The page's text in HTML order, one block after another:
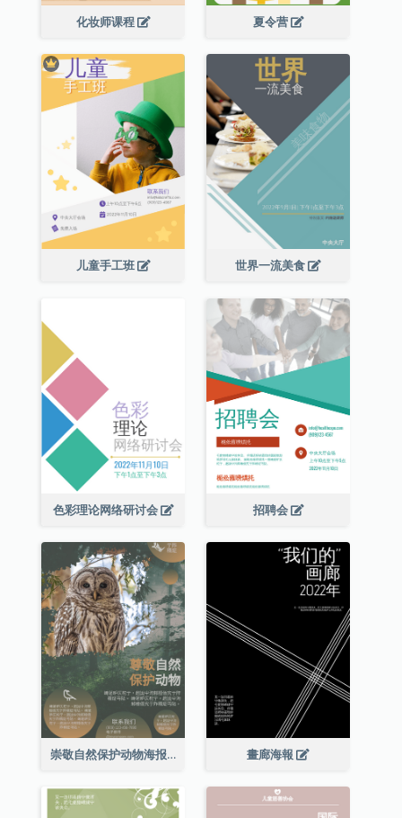
化妆师课程 夏令营
儿童手工班 世界一流美食
色彩理论网络研讨会 招聘会
崇敬自然保护动物海报 畫廊海報